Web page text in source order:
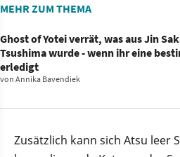
MEHR ZUM THEMA
Ghost of Yotei verrät, was aus Jin
Tsushima wurde - wenn ihr eine
erledigt
von Annika Bavendiek
Zusätzlich kann sich Atsu leer